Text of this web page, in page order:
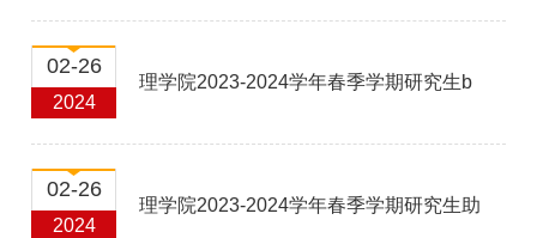
02-26
2024
理学院2023-2024学年春季学期研究生b
02-26
2024
理学院2023-2024学年春季学期研究生助